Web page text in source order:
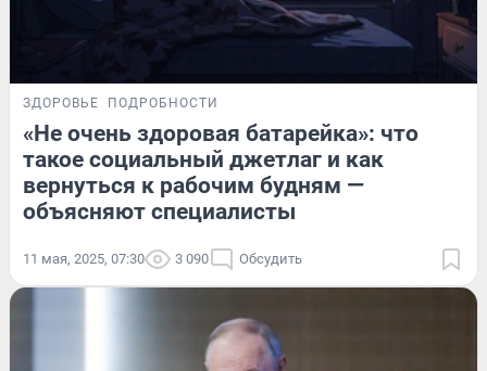
ЗДОРОВЬЕ ПОДРОБНОСТИ
«Не очень здоровая батарейка»: что
такое социальный джетлаг и как
вернуться к рабочим будням —
объясняют специалисты
11 мая, 2025, 07:30 3 090 Обсудить